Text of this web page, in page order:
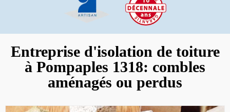
Entreprise d'isolation de toiture
à Pompaples 1318: combles
aménagés ou perdus